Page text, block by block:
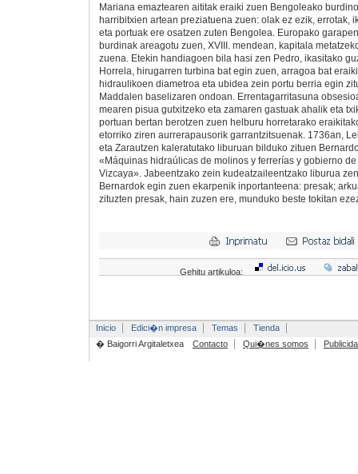
Mariana emaztearen aititak eraiki zuen Bengoleako
harribitxien artean preziatuena zuen: olak ez ezik, errotak,
eta portuak ere osatzen zuten Bengolea. Europako
burdinak areagotu zuen, XVIII. mendean, kapitala
zuena. Etekin handiagoen bila hasi zen Pedro, ikasitako
Horrela, hirugarren turbina bat egin zuen, arragoa bat
hidraulikoen diametroa eta ubidea zein portu berria egin
Maddalen baselizaren ondoan. Errentagarritasuna
mearen pisua gutxitzeko eta zamaren gastuak ahalik eta
portuan bertan berotzen zuen helburu horretarako
etorriko ziren aurrerapausorik garrantzitsuenak. 1736an,
eta Zarautzen kaleratutako liburuan bilduko zituen
«Máquinas hidraúlicas de molinos y ferrerías y gobierno
Vizcaya». Jabeentzako zein kudeatzaileentzako liburua
Bernardok egin zuen ekarpenik inportanteena: presak;
zituzten presak, hain zuzen ere, munduko beste tokitan
Gehitu artikuloa:
Inicio Edici�n impresa Temas
Tienda
� Baigorri Argitaletxea
Contacto Qui�nes somos